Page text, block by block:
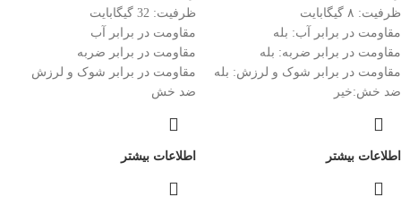
ظرفیت: ۸ گیگابایت
مقاومت در برابر آب: بله
مقاومت در برابر ضربه: بله
مقاومت در برابر شوک و لرزش: بله
ضد خش:خیر
اطلاعات بیشتر
ظرفیت: 32 گیگابایت
مقاومت در برابر آب
مقاومت در برابر ضربه
مقاومت در برابر شوک و لرزش
ضد خش
اطلاعات بیشتر